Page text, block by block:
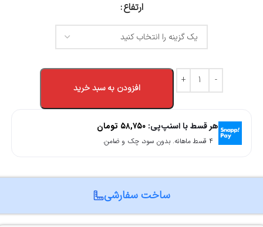
ارتفاع
افزودن به سبد خرید
هر قسط با اسنپ‌پی: ۵۸,۷۵۰ تومان
۴ قسط ماهانه. بدون سود، چک و ضامن.
ساخت سفارشی